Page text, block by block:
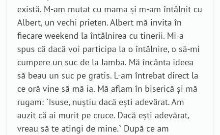
există. M-am mutat cu mama și m-am întâlnit cu
Albert, un vechi prieten. Albert mă invita în
fiecare weekend la întâlnirea cu tinerii. Mi-a
spus că dacă voi participa la o întâlnire, o să-mi
cumpere un suc de la Jamba. Mă încânta ideea
să beau un suc pe gratis. L-am întrebat direct la
ce oră vine să mă ia. Mă aflam în biserică și mă
rugam: `Isuse, nuștiu dacă ești adevărat. Am
auzit că ai murit pe cruce. Dacă ești adevărat,
vreau să te atingi de mine.` După ce am